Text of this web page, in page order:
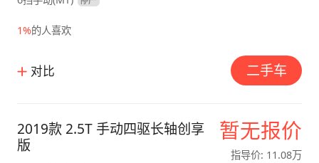
1%的人喜欢
对比 二手车
暂无报价
指导价: 11.08万
2019款 2.5T 手动四驱长轴创享
版